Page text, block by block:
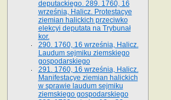
deputackiego. 289. 1760, 16
września, Halicz. Protestacye
ziemian halickich przeciwko
elekcyi deputata na Trybunał
kor.
290. 1760, 16 września, Halicz.
Laudum sejmiku ziemskiego
gospodarskiego
291. 1760, 16 września, Halicz.
Manifestacye ziemian halickich
w sprawie laudum sejmiku
ziemskiego gospodarskiego